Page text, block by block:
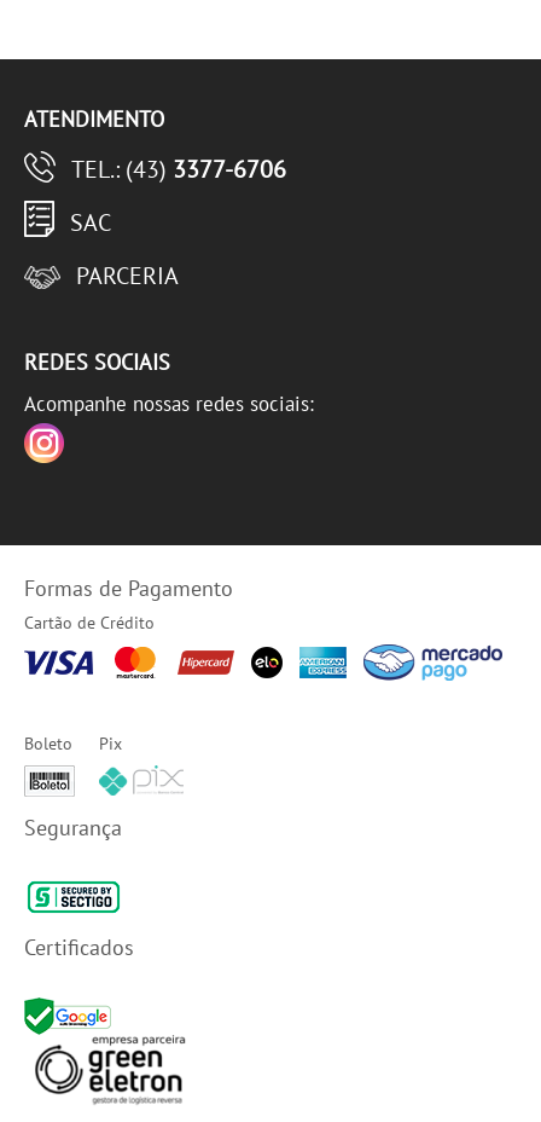
ATENDIMENTO
TEL.: (43) 3377-6706
SAC
PARCERIA
REDES SOCIAIS
Acompanhe nossas redes sociais:
Formas de Pagamento
Cartão de Crédito
Boleto Pix
Segurança
Certificados